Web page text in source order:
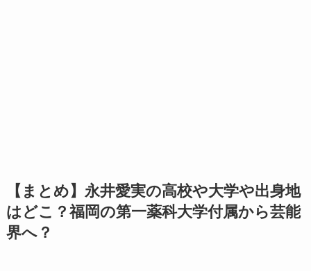
【まとめ】永井愛実の高校や大学や出身地
はどこ？福岡の第一薬科大学付属から芸能
界へ？